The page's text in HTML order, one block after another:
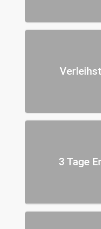
3 Tage